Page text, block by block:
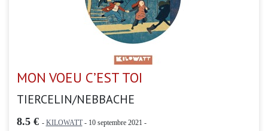
MON VOEU C’EST TOI
TIERCELIN/NEBBACHE
8.5 € - KILOWATT- 10 septembre 2021 -